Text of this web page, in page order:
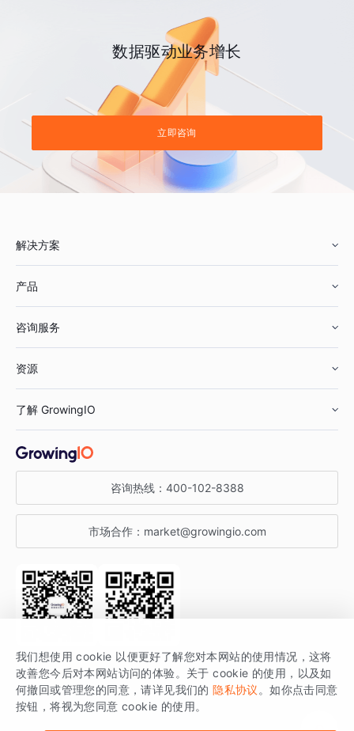
数据驱动业务增长
立即咨询
解决方案
鞋服行业
汽车行业
金融行业
产品
智能运营
获客分析
咨询服务
资源
增长公开课
增长博客
开发者文档
SDK 文档
场景指南
了解 GrowingIO
关于 GrowingIO
增长大会
行业活动
咨询热线： 400-102-8388
市场合作： market@growingio.com
关注公众号 获取更多干货
GrowingIO 是专注于数据智能分析与增长的品牌，核心平台为 GrowingIO
分析云。
我们想使用 cookie 以便更好了解您对本网站的使用情况，这将
改善您今后对本网站访问的体验。关于 cookie 的使用，以及如
何撤回或管理您的同意，请详见我们的 隐私协议 。如你点击同意
按钮，将视为您同意 cookie 的使用。